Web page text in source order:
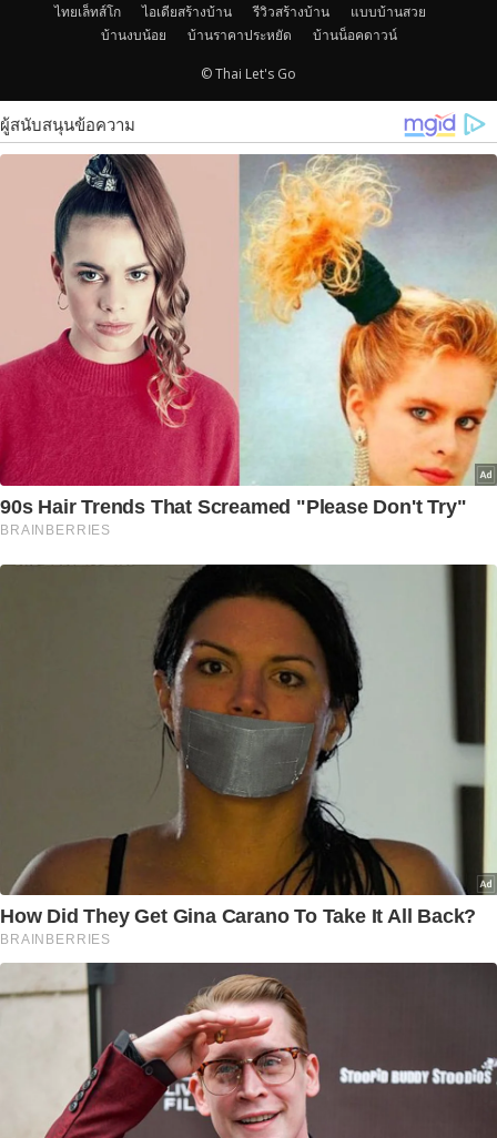
ไทยเล็ทส์โก ไอเดียสร้างบ้าน รีวิวสร้างบ้าน
แบบบ้านสวย
บ้านงบน้อย
บ้านราคาประหยัด บ้านน็อคดาวน์
© Thai Let's Go